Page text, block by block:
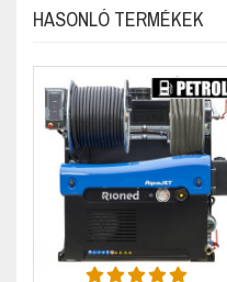
HASONLÓ TERMÉKEK